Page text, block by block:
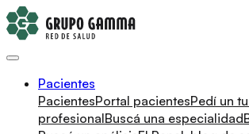
Pacientes
PacientesPortal pacientesPedí un
profesionalBuscá una especialidad